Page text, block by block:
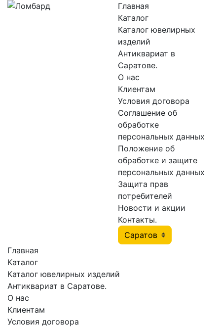
Главная
Каталог
Каталог ювелирных
изделий
Антиквариат в
Саратове.
О нас
Клиентам
Условия договора
Соглашение об
обработке
персональных данных
Положение об
обработке и защите
персональных данных
Защита прав
потребителей
Новости и акции
Контакты.
Главная
Каталог
Каталог ювелирных изделий
Антиквариат в Саратове.
О нас
Клиентам
Условия договора